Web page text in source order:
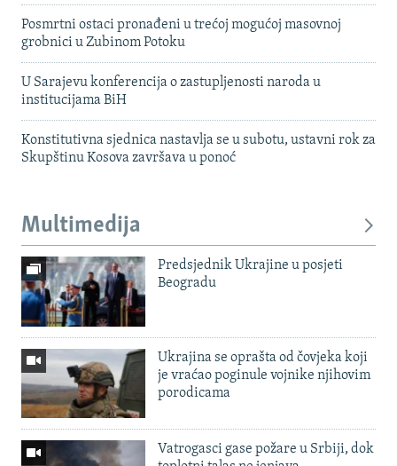
Posmrtni ostaci pronađeni u trećoj mogućoj masovnoj
grobnici u Zubinom Potoku
U Sarajevu konferencija o zastupljenosti naroda u
institucijama BiH
Konstitutivna sjednica nastavlja se u subotu, ustavni rok za
Skupštinu Kosova završava u ponoć
Multimedija
Predsjednik Ukrajine u posjeti
Beogradu
Ukrajina se oprašta od čovjeka koji
je vraćao poginule vojnike njihovim
porodicama
Vatrogasci gase požare u Srbiji, dok